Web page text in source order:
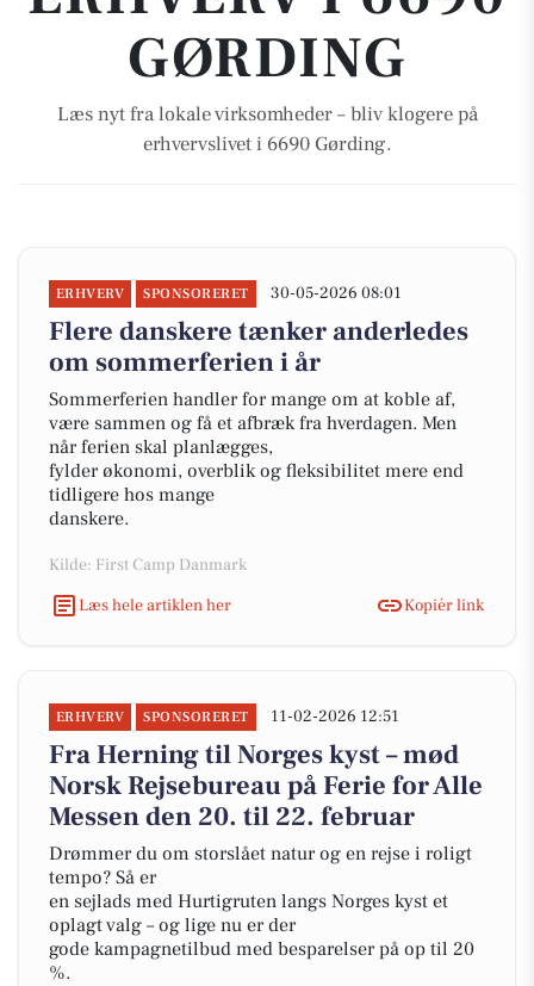
GØRDING
Læs nyt fra lokale virksomheder – bliv klogere på
erhvervslivet i 6690 Gørding.
ERHVERV SPONSORERET 30-05-2026 08:01
Flere danskere tænker anderledes
om sommerferien i år
Sommerferien handler for mange om at koble af,
være sammen og få et afbræk fra hverdagen. Men
når ferien skal planlægges,
fylder økonomi, overblik og fleksibilitet mere end
tidligere hos mange
danskere.
Kilde: First Camp Danmark
Læs hele artiklen her
Kopiér link
ERHVERV SPONSORERET 11-02-2026 12:51
Fra Herning til Norges kyst – mød
Norsk Rejsebureau på Ferie for Alle
Messen den 20. til 22. februar
Drømmer du om storslået natur og en rejse i roligt
tempo? Så er
en sejlads med Hurtigruten langs Norges kyst et
oplagt valg – og lige nu er der
gode kampagnetilbud med besparelser på op til 20
%.